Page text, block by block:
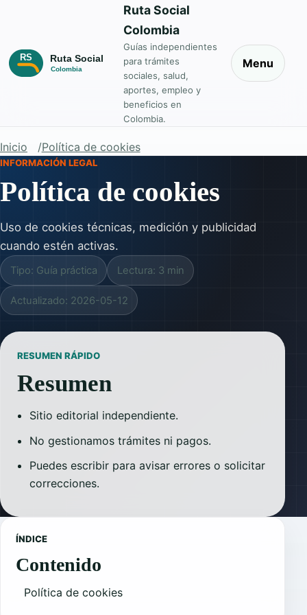
Ruta Social
Colombia
Guías independientes
para trámites
sociales, salud,
aportes, empleo y
beneficios en
Colombia.
Menu
Inicio Política de cookies
INFORMACIÓN LEGAL
Política de cookies
Uso de cookies técnicas, medición y publicidad
cuando estén activas.
Tipo: Guía práctica Lectura: 3 min
Actualizado: 2026-05-12
RESUMEN RÁPIDO
Resumen
Sitio editorial independiente.
No gestionamos trámites ni pagos.
Puedes escribir para avisar errores o solicitar
correcciones.
ÍNDICE
Contenido
Política de cookies